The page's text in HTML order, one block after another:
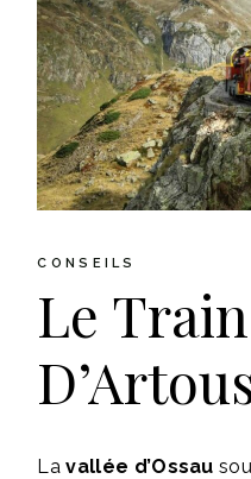
CONSEILS
Le Train
La vallée d’Ossau